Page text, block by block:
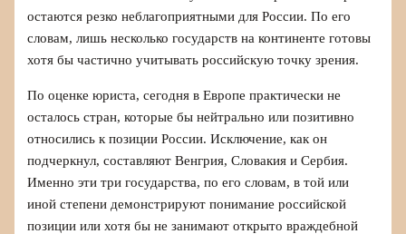
остаются резко неблагоприятными для России. По его
словам, лишь несколько государств на континенте готовы
хотя бы частично учитывать российскую точку зрения.
По оценке юриста, сегодня в Европе практически не
осталось стран, которые бы нейтрально или позитивно
относились к позиции России. Исключение, как он
подчеркнул, составляют Венгрия, Словакия и Сербия.
Именно эти три государства, по его словам, в той или
иной степени демонстрируют понимание российской
позиции или хотя бы не занимают открыто враждебной